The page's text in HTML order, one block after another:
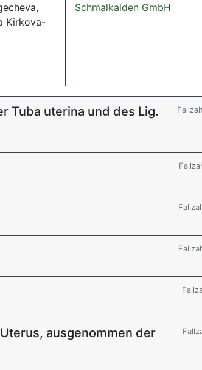
Kirkova-
Schmalkalden GmbH
Tuba uterina und des Lig.
ausgenommen der